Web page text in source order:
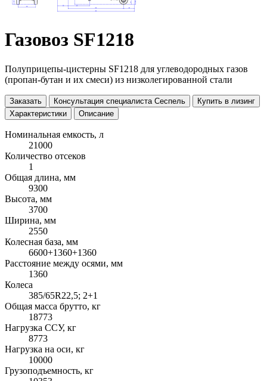
Газовоз SF1218
Полуприцепы-цистерны SF1218 для углеводородных газов
(пропан-бутан и их смеси) из низколегированной стали
Заказать Консультация специалиста Сеспель
Купить в лизинг
Характеристики
Описание
Номинальная емкость, л
21000
Количество отсеков
1
Общая длина, мм
9300
Высота, мм
3700
Ширина, мм
2550
Колесная база, мм
6600+1360+1360
Расстояние между осями, мм
1360
Колеса
385/65R22,5; 2+1
Общая масса брутто, кг
18773
Нагрузка ССУ, кг
8773
Нагрузка на оси, кг
10000
Грузоподъемность, кг